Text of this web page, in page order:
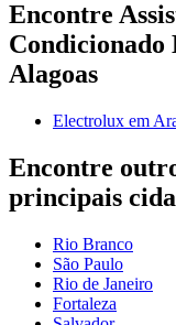
Encontre
Condicionado
Alagoas
Electrolux em
Encontre
principais
Rio Branco
São Paulo
Rio de Janeiro
Fortaleza